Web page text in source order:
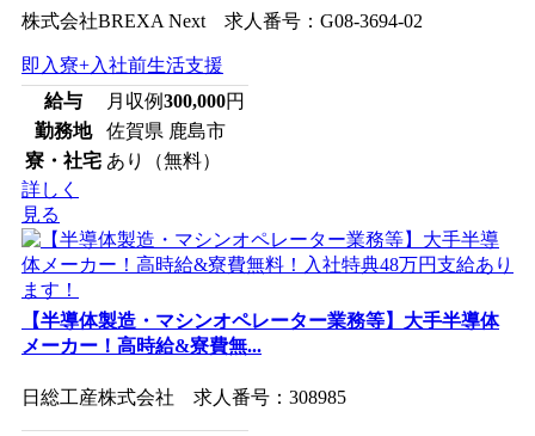
株式会社BREXA Next 求人番号：G08-3694-02
即入寮+入社前生活支援
給与
月収例300,000円
勤務地
佐賀県 鹿島市
寮・社宅 あり（無料）
詳しく
見る
【半導体製造・マシンオペレーター業務等】大手半導体
メーカー！高時給&寮費無...
日総工産株式会社 求人番号：308985